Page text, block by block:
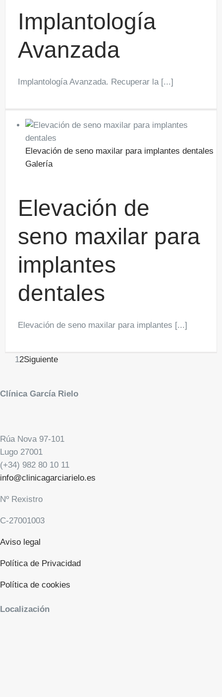
Implantología
Avanzada
Implantología Avanzada. Recuperar la [...]
Elevación de seno maxilar para implantes dentales
Galería
Elevación de
seno maxilar para
implantes
dentales
Elevación de seno maxilar para implantes [...]
12Siguiente
Clínica García Rielo
Rúa Nova 97-101
Lugo 27001
(+34) 982 80 10 11
info@clinicagarciarielo.es
Nº Rexistro
C-27001003
Aviso legal
Política de Privacidad
Política de cookies
Localización